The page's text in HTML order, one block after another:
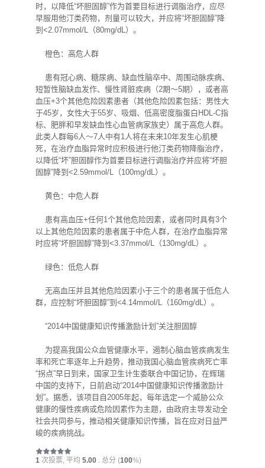
时，以降低“坏胆固醇”作为首要目标进行调脂治疗，应尽
早服用他汀类药物，剂量可以较大，并应将“坏胆固醇”降
到<2.07mmol/L（80mg/dL）。
橙色：高危人群
患有冠心病、糖尿病、缺血性脑卒中、周围动脉疾病、
短暂性脑缺血发作、慢性肾脏疾病（2期～5期），或者高
血压+3个其他危险因素患者（其他危险因素包括：男性大
于45岁，女性大于55岁、吸烟、低高密度脂蛋白HDL-C指
标、肥胖和早发缺血性心血管病家族史）属于高危人群。
此类人群每6人～7人中有1人将在未来10年发生心肌梗
死，在治疗血脂异常时应积极进行他汀类药物降脂治疗，
以降低“坏”胆固醇作为首要目标进行调脂治疗并应将“坏胆
固醇”降到<2.59mmol/L（100mg/dL）。
黄色：中危人群
患有高血压+任何1个其他危险因素，或者同时具有3个
以上其他危险因素的患者属于中危人群，在治疗血脂异常
时应将“坏胆固醇”降到<3.37mmol/L（130mg/dL）。
绿色：低危人群
无高血压并且其他危险因素小于三个的患者属于低危人
群，应控制“坏胆固醇”到<4.14mmol/L（160mg/dL）。
“2014中国健康知识传播激励计划”关注胆固醇
为提高我国公众血管健康水平，遏制心脑血管疾病发生
率和死亡率逐年上升趋势，推动我国心脑血管疾病死亡率
“拐点”早日到来，国家卫生计生委联合中国记协，在辉瑞
中国的支持下，日前启动“2014中国健康知识传播激励计
划”。据悉，该项目自2005年起，每年选定一个威胁公众
健康的慢性疾病或危险因素作为主题，由政府主导发动全
社会共同参与，推动相关健康知识传播，旨在应对日益严
峻的疾病挑战。
1 次投票, 平均 5.00 . 总分 (100%)